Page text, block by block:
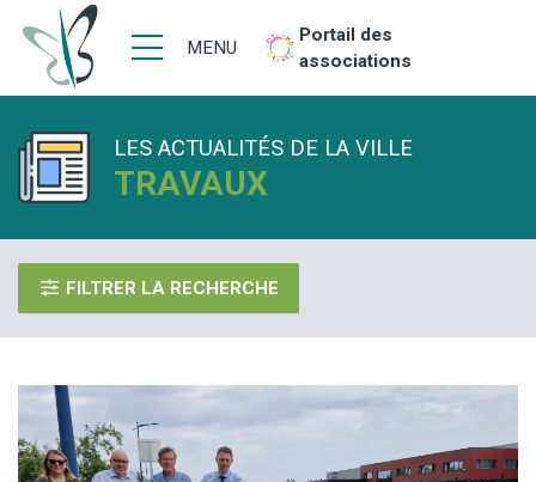
MENU
Portail des
associations
LES ACTUALITÉS DE LA VILLE
TRAVAUX
FILTRER LA RECHERCHE